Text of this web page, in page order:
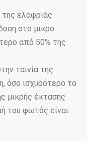
ελαφριάς
στο μικρό
από 50% της
ταινία της
όσο ισχυρότερο το
μικρής έκτασης
του φωτός είναι